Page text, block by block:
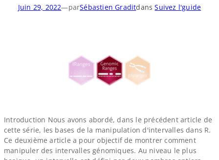
Juin 29, 2022—parSébastien GraditdansSuivez l'guide
Introduction Nous avons abordé, dans le précédent article de
cette série, les bases de la manipulation d'intervalles dans R.
Ce deuxième article a pour objectif de montrer comment
manipuler des intervalles génomiques. Au niveau le plus